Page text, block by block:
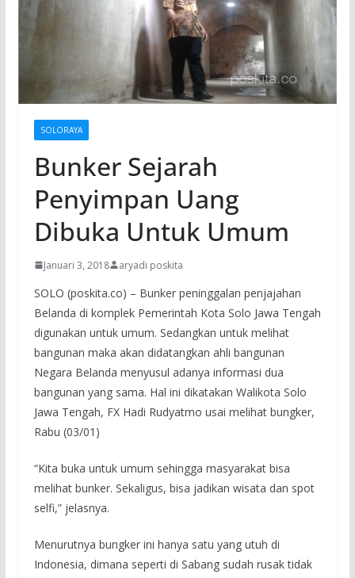
SOLORAYA
Bunker Sejarah
Penyimpan Uang
Dibuka Untuk Umum
Januari 3, 2018 aryadi poskita
SOLO (poskita.co) – Bunker peninggalan penjajahan
Belanda di komplek Pemerintah Kota Solo Jawa Tengah
digunakan untuk umum. Sedangkan untuk melihat
bangunan maka akan didatangkan ahli bangunan
Negara Belanda menyusul adanya informasi dua
bangunan yang sama. Hal ini dikatakan Walikota Solo
Jawa Tengah, FX Hadi Rudyatmo usai melihat bungker,
Rabu (03/01)
“Kita buka untuk umum sehingga masyarakat bisa
melihat bunker. Sekaligus, bisa jadikan wisata dan spot
selfi,” jelasnya.
Menurutnya bungker ini hanya satu yang utuh di
Indonesia, dimana seperti di Sabang sudah rusak tidak